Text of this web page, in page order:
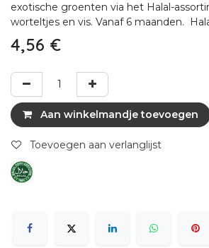
exotische groenten via het Halal-
worteltjes en vis. Vanaf 6 maanden.
4,56 €
Aan winkelmandje toevoegen
Toevoegen aan verlanglijst